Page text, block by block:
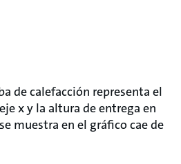
de calefacción representa el
x y la altura de entrega en
muestra en el gráfico cae de